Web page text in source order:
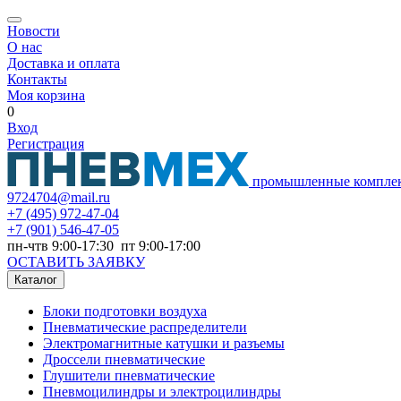
Новости
О нас
Доставка и оплата
Контакты
Моя корзина
0
Вход
Регистрация
промышленные
9724704@mail.ru
+7 (495) 972-47-04
+7 (901) 546-47-05
пн-чтв 9:00-17:30 пт 9:00-17:00
ОСТАВИТЬ ЗАЯВКУ
Каталог
Блоки подготовки воздуха
Пневматические распределители
Электромагнитные катушки и разъемы
Дроссели пневматические
Глушители пневматические
Пневмоцилиндры и электроцилиндры